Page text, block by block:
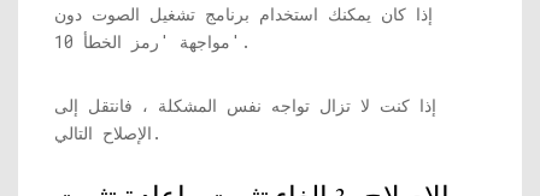
إذا كان يمكنك استخدام برنامج تشغيل الصوت دون
مواجهة 'رمز الخطأ 10'.
إذا كنت لا تزال تواجه نفس المشكلة ، فانتقل إلى
الإصلاح التالي.